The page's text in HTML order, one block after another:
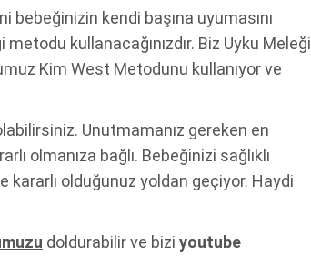
kendi başına uyumasını
kullanacağınızdır. Biz Uyku Meleği
Kim West Metodunu kullanıyor ve
Unutmamanız gereken en
olmanıza bağlı. Bebeğinizi sağlıklı
kararlı olduğunuz yoldan geçiyor. Haydi
doldurabilir ve bizi youtube